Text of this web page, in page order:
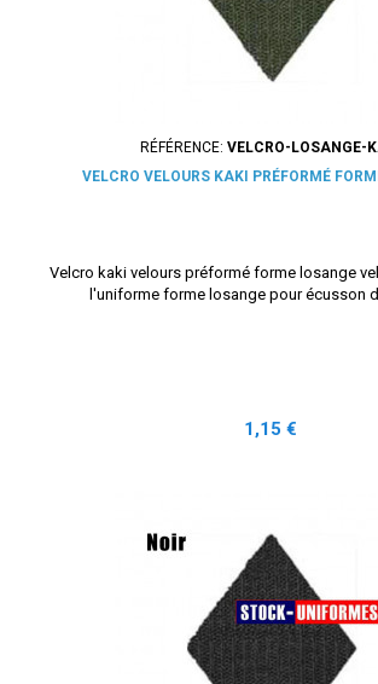
RÉFÉRENCE: VELCRO-LOSANGE-
VELCRO VELOURS KAKI PRÉFORMÉ
Velcro kaki velours préformé forme losange
l'uniforme forme losange pour écusson
Prix
1,15 €